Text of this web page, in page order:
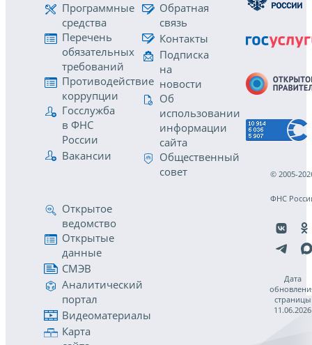
Программные
средства
Перечень
обязательных
требований
Противодействие
коррупции
Госслужба
в ФНС
России
Вакансии
Обратная
связь
Контакты
Подписка
на
новости
Об
использовании
информации
сайта
Общественный
совет
Открытое
ведомство
Открытые
данные
СМЭВ
Аналитический
портал
Видеоматериалы
Карта
© 2005-
ФНС
Дата
страницы
11.06.2026